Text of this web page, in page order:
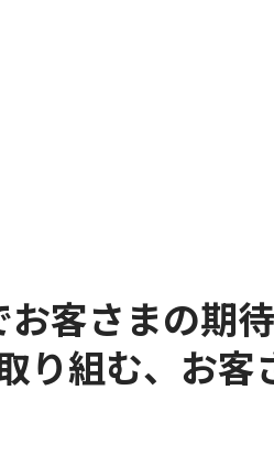
お客さまの期
り組む、お客